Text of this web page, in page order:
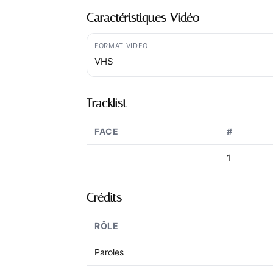
Caractéristiques Vidéo
FORMAT VIDEO
VHS
Tracklist
FACE #
1
Crédits
RÔLE
Paroles